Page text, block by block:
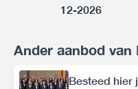
12-2026
Ander aanbod
Besteed hier